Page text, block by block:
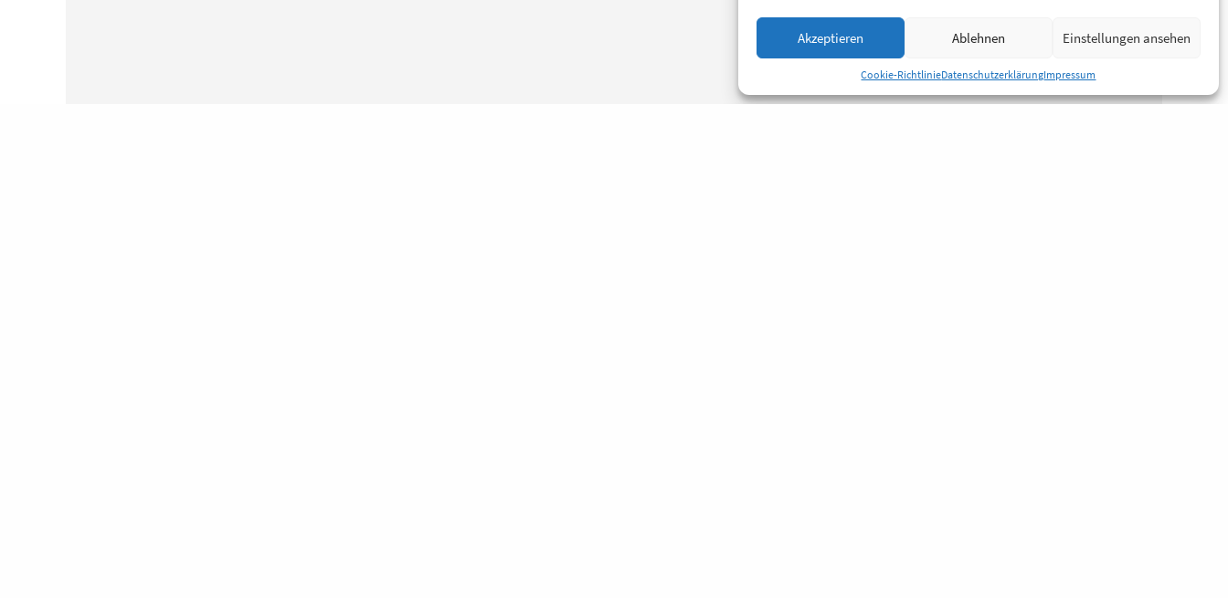
Akzeptieren Ablehnen Einstellungen ansehen
Cookie-RichtlinieDatenschutzerklärungImpressum